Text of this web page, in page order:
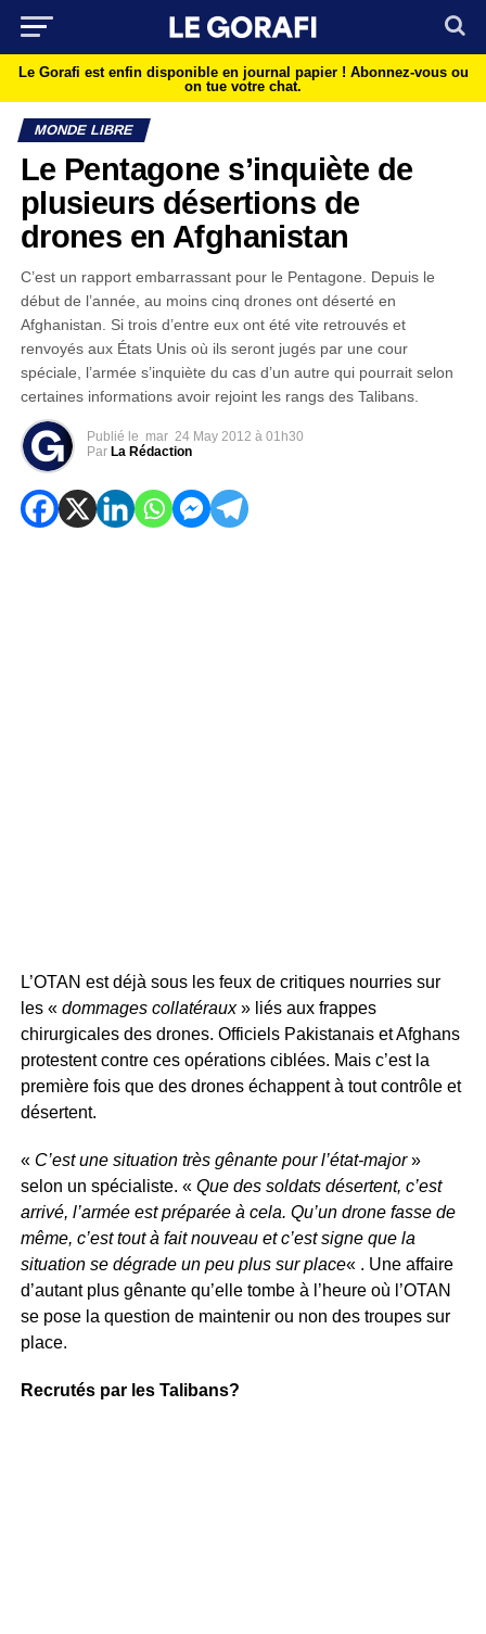
Le Gorafi est enfin disponible en journal papier ! Abonnez-vous ou
on tue votre chat.
MONDE LIBRE
Le Pentagone s’inquiète de
plusieurs désertions de
drones en Afghanistan
C’est un rapport embarrassant pour le Pentagone. Depuis le
début de l’année, au moins cinq drones ont déserté en
Afghanistan. Si trois d’entre eux ont été vite retrouvés et
renvoyés aux États Unis où ils seront jugés par une cour
spéciale, l’armée s’inquiète du cas d’un autre qui pourrait selon
certaines informations avoir rejoint les rangs des Talibans.
Publié le mar 24 May 2012 à 01h30
Par La Rédaction
L’OTAN est déjà sous les feux de critiques nourries sur
les « dommages collatéraux» liés aux frappes
chirurgicales des drones. Officiels Pakistanais et Afghans
protestent contre ces opérations ciblées. Mais c’est la
première fois que des drones échappent à tout contrôle et
désertent.
« C’est une situation très gênante pour l’état-major»
selon un spécialiste. « Que des soldats désertent, c’est
arrivé, l’armée est préparée à cela. Qu’un drone fasse de
même, c’est tout à fait nouveau et c’est signe que la
situation se dégrade un peu plus sur place« . Une affaire
d’autant plus gênante qu’elle tombe à l’heure où l’OTAN
se pose la question de maintenir ou non des troupes sur
place.
Recrutés par les Talibans?